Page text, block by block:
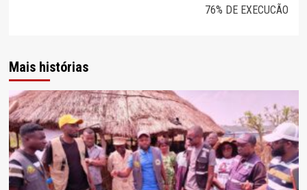
76% DE EXECUCÃO
Mais histórias